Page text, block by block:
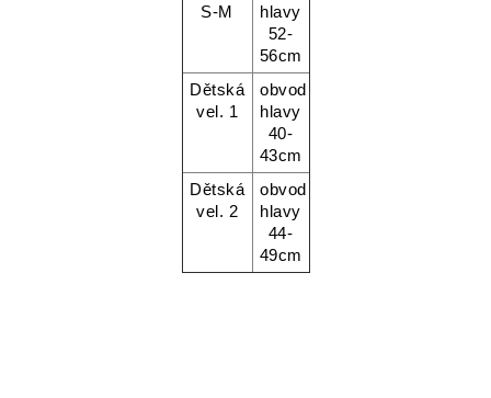
S-M
hlavy
52-
56cm
Dětská
vel. 1
obvod
hlavy
40-
43cm
Dětská
vel. 2
obvod
hlavy
44-
49cm